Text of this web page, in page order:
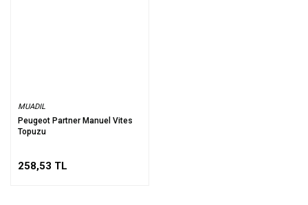
MUADIL
Peugeot Partner Manuel Vites
Topuzu
258,53 TL